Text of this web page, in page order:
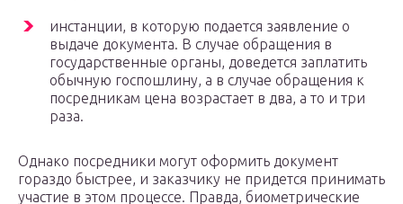
инстанции, в которую подается заявление о
выдаче документа. В случае обращения в
государственные органы, доведется заплатить
обычную госпошлину, а в случае обращения к
посредникам цена возрастает в два, а то и три
раза.
Однако посредники могут оформить документ
гораздо быстрее, и заказчику не придется принимать
участие в этом процессе. Правда, биометрические